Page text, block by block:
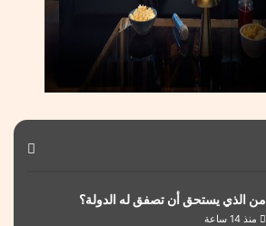
من الذي يستحق أن تصفق له الدولة؟
منذ 14 ساعة